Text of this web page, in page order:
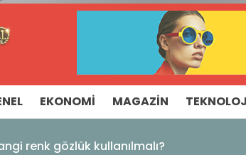
EKONOMI MAGAZIN
renk gözlük kullanılmalı?